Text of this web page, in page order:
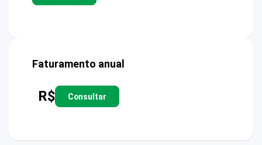
Faturamento anual
R$ Consultar